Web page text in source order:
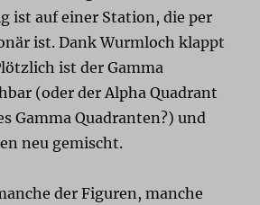
ist auf einer Station, die per
ist. Dank Wurmloch klappt
ist der Gamma
(oder der Alpha Quadrant
Gamma Quadranten?) und
neu gemischt.
der Figuren, manche